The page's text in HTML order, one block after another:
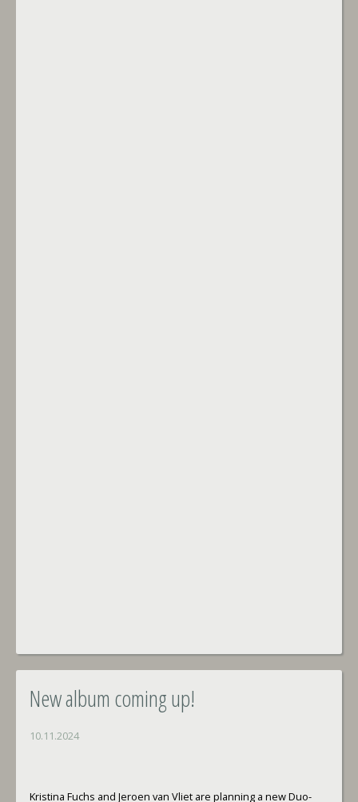
New album coming up!
10.11.2024
Kristina Fuchs and Jeroen van Vliet are planning a new Duo-